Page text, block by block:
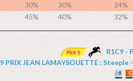
30% 30%
24%
45% 40% 32%
R1C9 -
9 PRIX JEAN LAMAYSOUETTE :